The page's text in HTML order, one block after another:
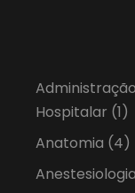
Administração
Hospitalar (1)
Anatomia (4)
Anestesiologia